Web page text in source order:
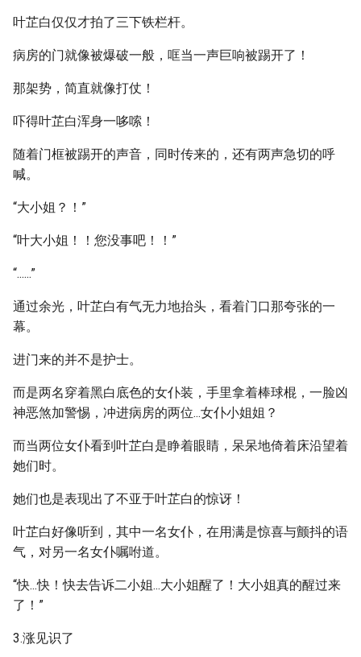
叶芷白仅仅才拍了三下铁栏杆。
病房的门就像被爆破一般，哐当一声巨响被踢开了！
那架势，简直就像打仗！
吓得叶芷白浑身一哆嗦！
随着门框被踢开的声音，同时传来的，还有两声急切的呼
喊。
“大小姐？！”
“叶大小姐！！您没事吧！！”
“......”
通过余光，叶芷白有气无力地抬头，看着门口那夸张的一
幕。
进门来的并不是护士。
而是两名穿着黑白底色的女仆装，手里拿着棒球棍，一脸凶
神恶煞加警惕，冲进病房的两位...女仆小姐姐？
而当两位女仆看到叶芷白是睁着眼睛，呆呆地倚着床沿望着
她们时。
她们也是表现出了不亚于叶芷白的惊讶！
叶芷白好像听到，其中一名女仆，在用满是惊喜与颤抖的语
气，对另一名女仆嘱咐道。
“快...快！快去告诉二小姐...大小姐醒了！大小姐真的醒过来
了！”
3.涨见识了